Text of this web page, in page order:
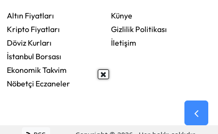
Altın Fiyatları
Kripto Fiyatları
Döviz Kurları
İstanbul Borsası
Ekonomik Takvim
Nöbetçi Eczaneler
Künye
Gizlilik Politikası
İletişim